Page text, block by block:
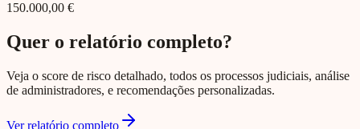
150.000,00 €
Quer o relatório completo?
Veja o score de risco detalhado, todos os processos judiciais, análise
de administradores, e recomendações personalizadas.
Ver relatório completo